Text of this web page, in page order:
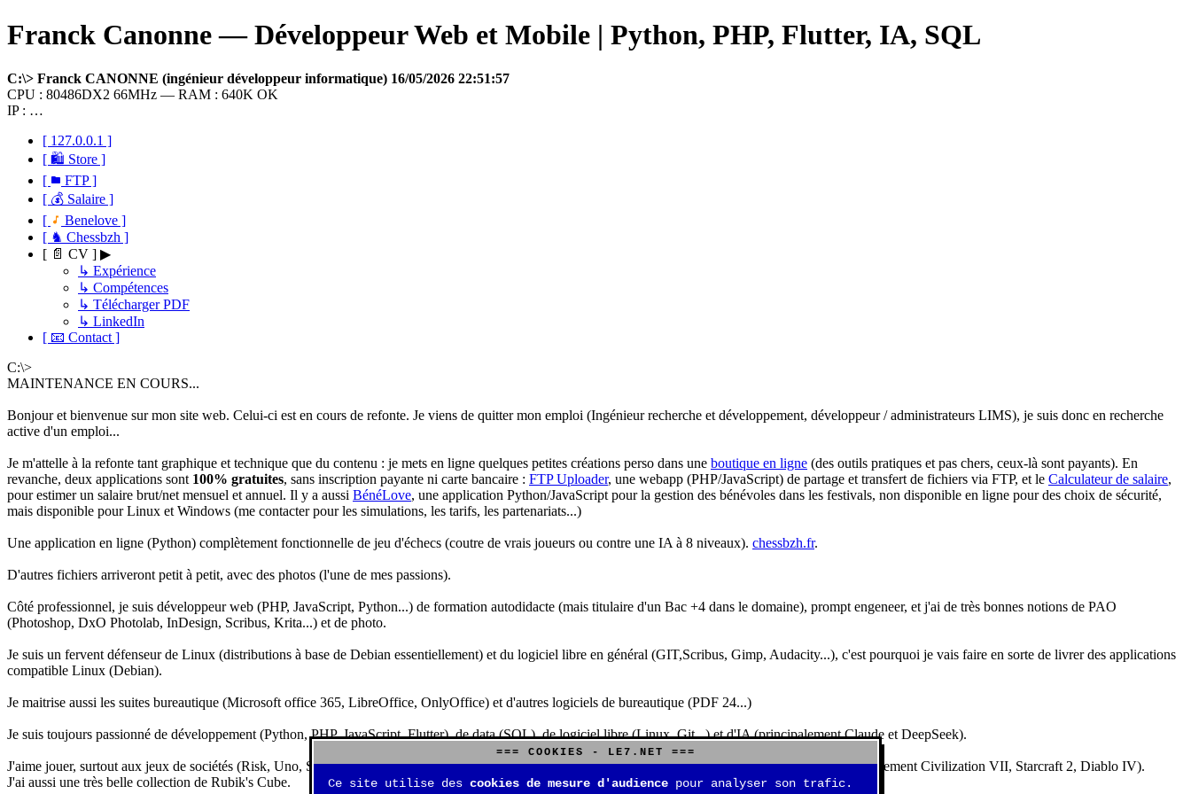
Franck Canonne — Développeur Web et Mobile | Python, PHP, Flutter, IA, SQL
C:\> Franck CANONNE (ingénieur développeur informatique) 16/05/2026 22:51:57
CPU : 80486DX2 66MHz — RAM : 640K OK
IP : …
[ 127.0.0.1 ]
[ 🛍 Store ]
[
FTP ]
[ 💰 Salaire ]
[
Benelove ]
[ ♞ Chessbzh ]
[ 📄 CV ] ▶
↳ Expérience
↳ Compétences
↳ Télécharger PDF
↳ LinkedIn
[ 📧 Contact ]
C:\>
MAINTENANCE EN COURS...
Bonjour et bienvenue sur mon site web. Celui-ci est en cours de refonte. Je viens de quitter mon emploi (Ingénieur recherche et développement, développeur / administrateurs LIMS), je suis donc en recherche
active d'un emploi...
Je m'attelle à la refonte tant graphique et technique que du contenu : je mets en ligne quelques petites créations perso dans une boutique en ligne (des outils pratiques et pas chers, ceux-là sont payants). En
revanche, deux applications sont 100% gratuites, sans inscription payante ni carte bancaire : FTP Uploader, une webapp (PHP/JavaScript) de partage et transfert de fichiers via FTP, et le Calculateur de salaire,
pour estimer un salaire brut/net mensuel et annuel. Il y a aussi BénéLove, une application Python/JavaScript pour la gestion des bénévoles dans les festivals, non disponible en ligne pour des choix de sécurité,
mais disponible pour Linux et Windows (me contacter pour les simulations, les tarifs, les partenariats...)
Une application en ligne (Python) complètement fonctionnelle de jeu d'échecs (coutre de vrais joueurs ou contre une IA à 8 niveaux). chessbzh.fr.
D'autres fichiers arriveront petit à petit, avec des photos (l'une de mes passions).
Côté professionnel, je suis développeur web (PHP, JavaScript, Python...) de formation autodidacte (mais titulaire d'un Bac +4 dans le domaine), prompt engeneer, et j'ai de très bonnes notions de PAO
(Photoshop, DxO Photolab, InDesign, Scribus, Krita...) et de photo.
Je suis un fervent défenseur de Linux (distributions à base de Debian essentiellement) et du logiciel libre en général (GIT,Scribus, Gimp, Audacity...), c'est pourquoi je vais faire en sorte de livrer des applications
compatible Linux (Debian).
Je maitrise aussi les suites bureautique (Microsoft office 365, LibreOffice, OnlyOffice) et d'autres logiciels de bureautique (PDF 24...)
Je suis toujours passionné de développement (Python, PHP, JavaScript, Flutter), de data (SQL), de logiciel libre (Linux, Git...) et d'IA (principalement Claude et DeepSeek).
J'aime jouer, surtout aux jeux de sociétés (Risk, Uno, Scrabble...), mais aussi aux jeux de stratégie (Echecs, Go, Quarto, Tock...) et aux jeux vidéos (essentiellement Civilization VII, Starcraft 2, Diablo IV).
J'ai aussi une très belle collection de Rubik's Cube.
=== COOKIES - LE7.NET ===
Ce site utilise des cookies de mesure d'audience pour analyser son trafic.